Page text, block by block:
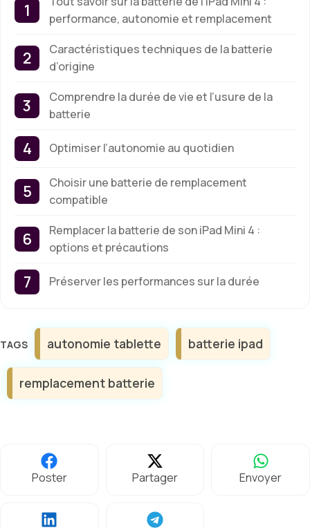
performance, autonomie et remplacement
Caractéristiques techniques de la batterie
d’origine
Comprendre la durée de vie et l’usure de la
batterie
Optimiser l’autonomie au quotidien
Choisir une batterie de remplacement
compatible
Remplacer la batterie de son iPad Mini 4 :
options et précautions
Préserver les performances sur la durée
Étiquettes
autonomie tablette batterie ipad
remplacement batterie
Poster Partager Envoyer